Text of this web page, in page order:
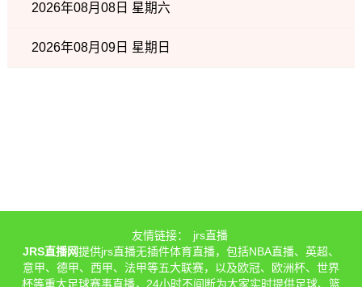
2026年08月08日 星期六
2026年08月09日 星期日
友情链接：
jrs直播
JRS直播网提供jrs直播无插件体育直播，包括NBA直播、英超、
意甲、德甲、西甲、法甲等五大联赛，以及欧冠、欧洲杯、世界
杯等重大足球赛事直播，24小时不间断为大家实时提供足球、篮